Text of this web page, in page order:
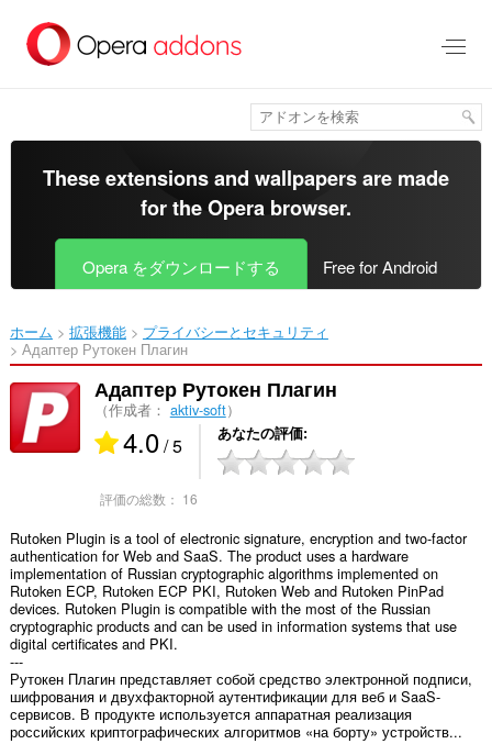
メ
ツ
移
動
These extensions and wallpapers are made
for theOpera browser.
Opera をダウンロードする Free for Android
ホーム 拡張機能
プライバシーとセキュリティ
Адаптер Рутокен Плагин‎
Адаптер Рутокен Плагин
（作成者： aktiv-soft）
4.0/ 5 あなたの評価
評価の総数： 16
Rutoken Plugin is a tool of electronic signature, encryption and two-factor
authentication for Web and SaaS. The product uses a hardware
implementation of Russian cryptographic algorithms implemented on
Rutoken ECP, Rutoken ECP PKI, Rutoken Web and Rutoken PinPad
devices. Rutoken Plugin is compatible with the most of the Russian
cryptographic products and can be used in information systems that use
digital certificates and PKI.
---
Рутокен Плагин представляет собой средство электронной подписи,
шифрования и двухфакторной аутентификации для веб и SaaS-
сервисов. В продукте используется аппаратная реализация
российских криптографических алгоритмов «на борту» устройств...